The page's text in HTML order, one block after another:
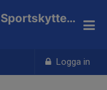
Logga in
Göteborgs Pistol och Sportskytteklubb